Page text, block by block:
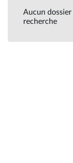
Aucun
recherche